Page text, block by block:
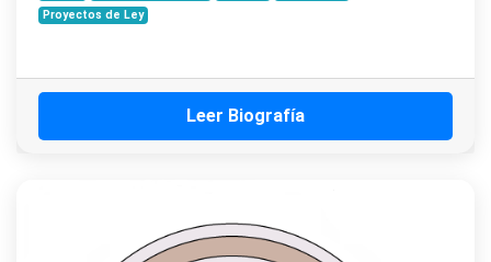
Proyectos de Ley
Leer Biografía